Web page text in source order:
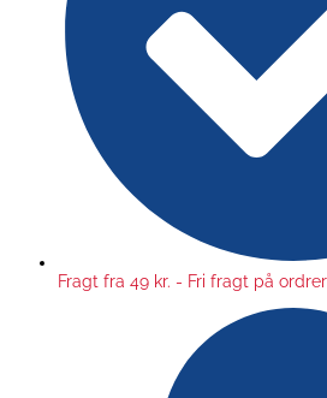
Fragt fra 49 kr. - Fri fragt på